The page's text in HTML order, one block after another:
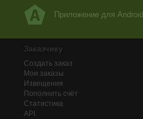
Приложение для Android
Заказчику
Создать заказ
Мои заказы
Извещения
Пополнить счёт
Статистика
API